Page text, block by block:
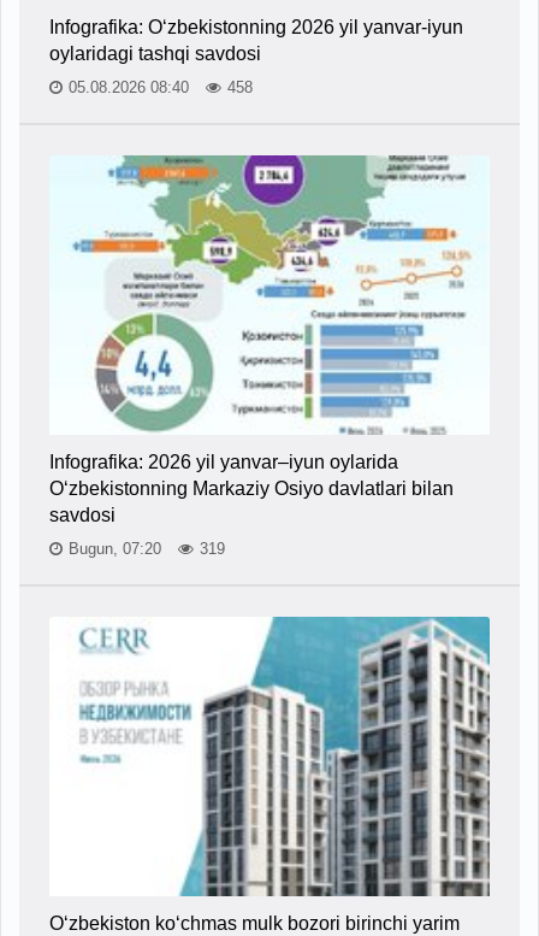
Infografika: O‘zbekistonning 2026 yil yanvar-iyun
oylaridagi tashqi savdosi
05.08.2026 08:40 458
Infografika: 2026 yil yanvar–iyun oylarida
O‘zbekistonning Markaziy Osiyo davlatlari bilan
savdosi
Bugun, 07:20 319
O‘zbekiston ko‘chmas mulk bozori birinchi yarim